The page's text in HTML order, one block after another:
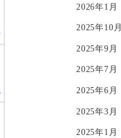
2026年1月
2025年10月
2025年9月
2025年7月
2025年6月
2025年3月
2025年1月